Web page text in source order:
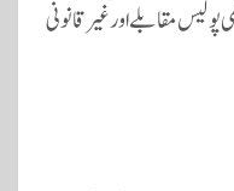
پولیس مقابلے اور غیر قانونی